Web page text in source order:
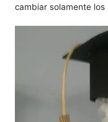
cambiar solamente